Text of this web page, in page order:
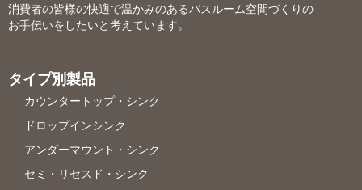
消費者の皆様の快適で温かみのあるバスルーム空間づくりの
お手伝いをしたいと考えています。
タイプ別製品
カウンタートップ・シンク
ドロップインシンク
アンダーマウント・シンク
セミ・リセスド・シンク